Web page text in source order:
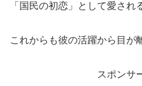
「国民の初恋」として愛され
これからも彼の活躍から目が
スポンサ